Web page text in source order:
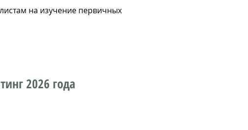
на изучение первичных
2026 года